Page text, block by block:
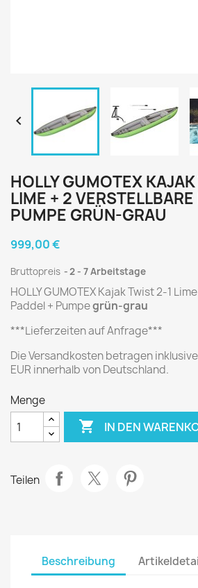

HOLLY GUMOTEX
LIME + 2 VERSTELLBARE
PUMPE GRÜN-GRAU
999,00 €
Bruttopreis 2 - 7 Arbeitstage
HOLLY GUMOTEX Kajak Twist 2-1
Paddel + Pumpegrün-grau
***Lieferzeiten auf Anfrage***
Die Versandkosten betragen
EUR innerhalb von Deutschland.
Menge
 IN DEN
Teilen
Beschreibung